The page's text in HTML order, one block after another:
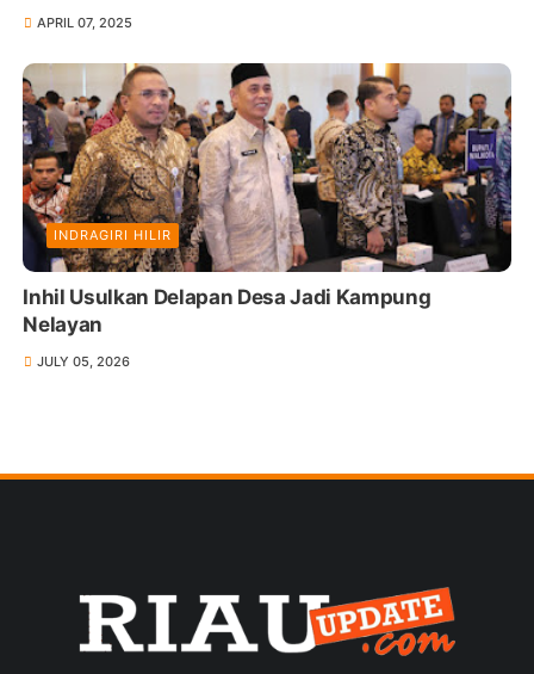
APRIL 07, 2025
INDRAGIRI HILIR
Inhil Usulkan Delapan Desa Jadi Kampung
Nelayan
JULY 05, 2026